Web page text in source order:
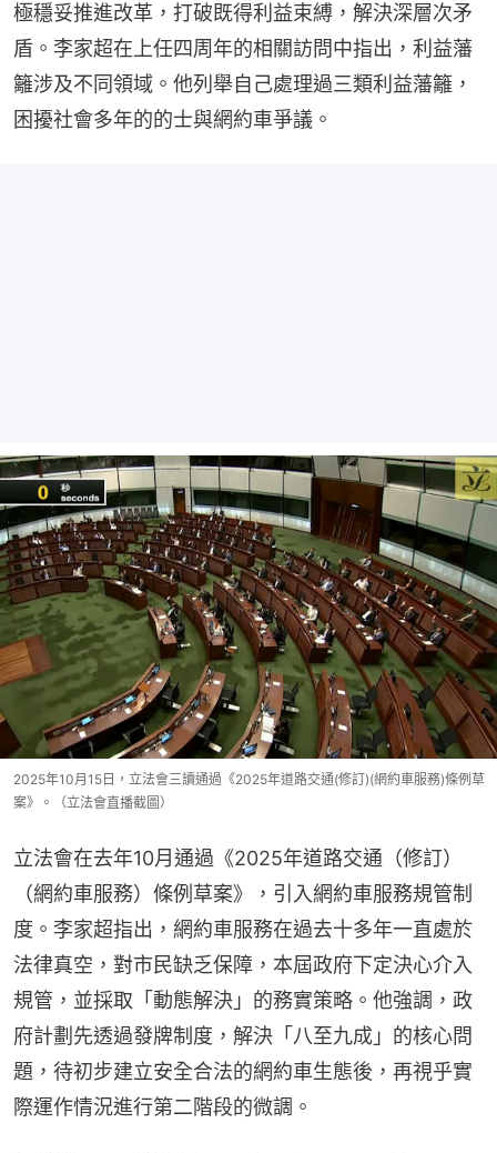
極穩妥推進改革，打破既得利益束縛，解決深層次矛
盾。李家超在上任四周年的相關訪問中指出，利益藩
籬涉及不同領域。他列舉自己處理過三類利益藩籬，
困擾社會多年的的士與網約車爭議。
2025年10月15日，立法會三讀通過《2025年道路交通(修訂)(網約車服務)條例草
案》。（立法會直播截圖）
立法會在去年10月通過《2025年道路交通（修訂）
（網約車服務）條例草案》，引入網約車服務規管制
度。李家超指出，網約車服務在過去十多年一直處於
法律真空，對市民缺乏保障，本屆政府下定決心介入
規管，並採取「動態解決」的務實策略。他強調，政
府計劃先透過發牌制度，解決「八至九成」的核心問
題，待初步建立安全合法的網約車生態後，再視乎實
際運作情況進行第二階段的微調。